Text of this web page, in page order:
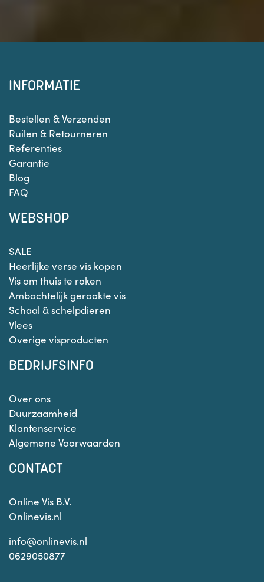
INFORMATIE
Bestellen & Verzenden
Ruilen & Retourneren
Referenties
Garantie
Blog
FAQ
WEBSHOP
SALE
Heerlijke verse vis kopen
Vis om thuis te roken
Ambachtelijk gerookte vis
Schaal & schelpdieren
Vlees
Overige visproducten
BEDRIJFSINFO
Over ons
Duurzaamheid
Klantenservice
Algemene Voorwaarden
CONTACT
Online Vis B.V.
Onlinevis.nl
info@onlinevis.nl
0629050877